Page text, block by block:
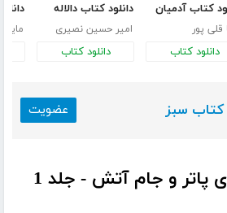
کتاب آدمیان
قلی پور
دانلود کتاب
دانلود کتاب دالاله
امیر حسین نصیری
دانلود کتاب
کتاب سبز عضویت
پاتر و جام آتش - جلد 1